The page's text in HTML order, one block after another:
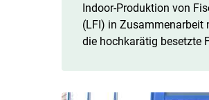
Indoor-Produktion von
(LFI) in Zusammenarbeit
die hochkarätig besetzte